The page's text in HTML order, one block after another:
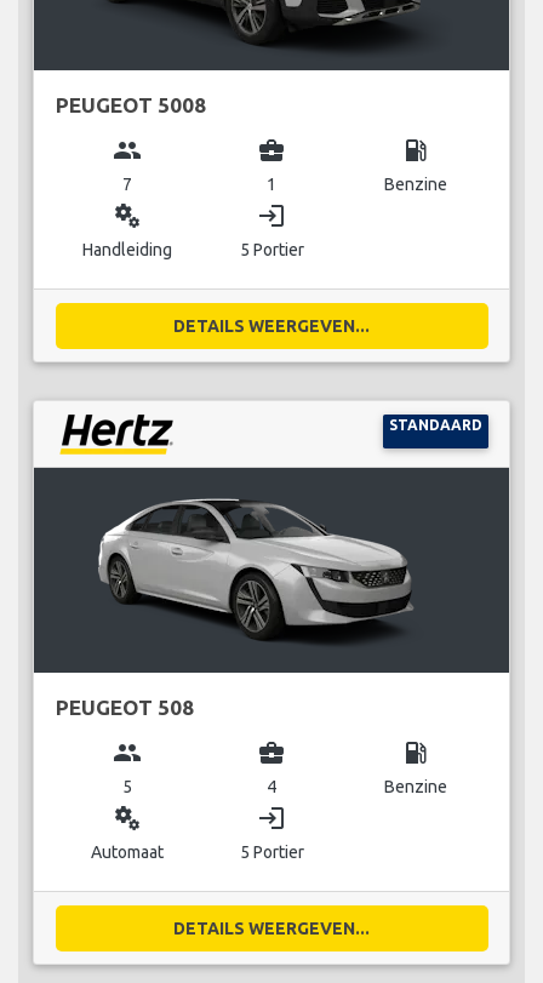
PEUGEOT 5008
group
7
business_center
1
local_gas_station
Benzine
miscellaneous_services
Handleiding
login
5 Portier
DETAILS WEERGEVEN...
STANDAARD
PEUGEOT 508
group
5
business_center
4
local_gas_station
Benzine
miscellaneous_services
Automaat
login
5 Portier
DETAILS WEERGEVEN...